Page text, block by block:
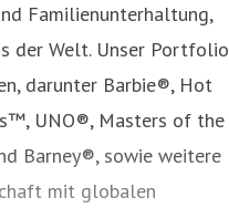
Familienunterhaltung,
der Welt. Unser Portfolio
darunter Barbie®, Hot
UNO®, Masters of the
Barney®, sowie weitere
mit globalen